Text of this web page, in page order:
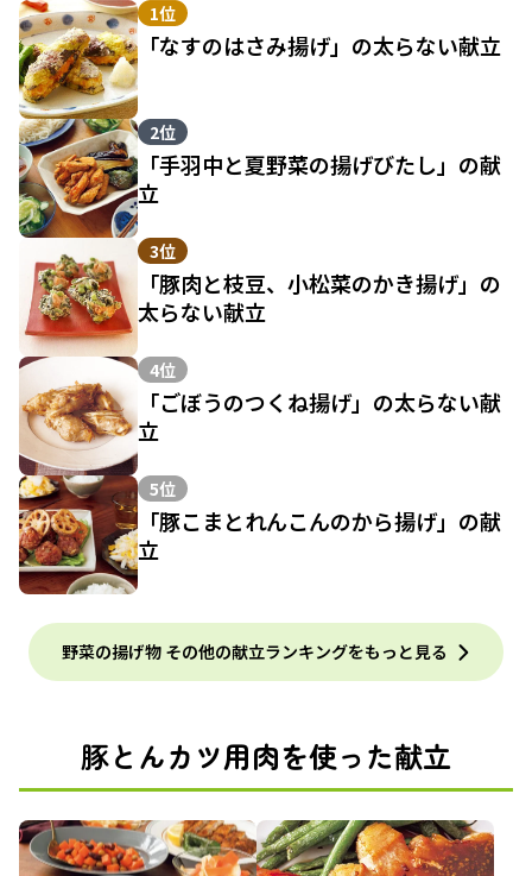
1位
「なすのはさみ揚げ」の太らない献立
2位
「手羽中と夏野菜の揚げびたし」の献
立
3位
「豚肉と枝豆、小松菜のかき揚げ」の
太らない献立
4位
「ごぼうのつくね揚げ」の太らない献
立
5位
「豚こまとれんこんのから揚げ」の献
立
野菜の揚げ物 その他の献立ランキングをもっと見る
豚とんカツ用肉を使った献立